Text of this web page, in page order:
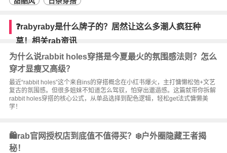
❓rabyraby是什么牌子的？居然让这么多潮人疯狂种
草！相关rab资讯
为什么说rabbit holes穿搭是今夏最火的氛围感法则？怎么
穿才显瘦又高级？
最近“rabbit holes”这个来自ins的穿搭概念在小红书爆火，主打慵懒松弛+文艺
复古的氛围感。但很多姐妹不知道怎么驾驭，怕穿出邋遢感。这篇就带你拆解
rabbit holes穿搭的核心公式，从单品选择到配色逻辑，轻松get法式慵懒美
学！
🛍️rab官网授权店到底值不值得买？❄️户外圈隐藏王者揭
秘！